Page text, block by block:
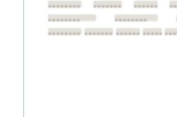
••••••••
•••••••• ••••••••
••••••••
••••••••
•••••••• ••••••••••••••••••••••••